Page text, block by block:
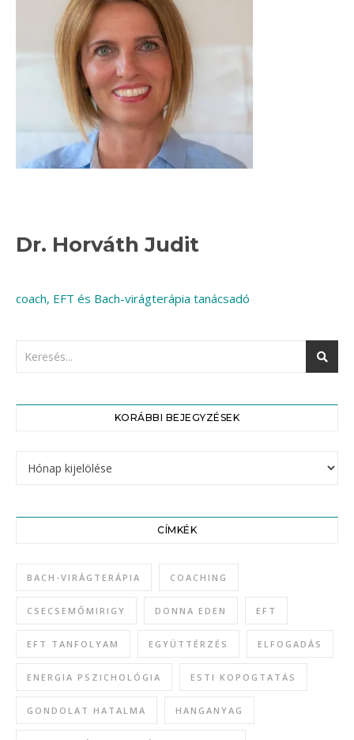
Dr. Horváth Judit
coach, EFT és Bach-virágterápia tanácsadó
KORÁBBI BEJEGYZÉSEK
CÍMKÉK
BACH-VIRÁGTERÁPIA COACHING
CSECSEMŐMIRIGY DONNA EDEN EFT
EFT TANFOLYAM EGYÜTTÉRZÉS ELFOGADÁS
ENERGIA PSZICHOLÓGIA ESTI KOPOGTATÁS
GONDOLAT HATALMA HANGANYAG